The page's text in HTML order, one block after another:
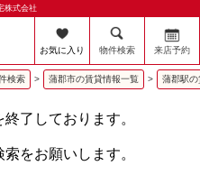
株式会社
お気に入り 物件検索 来店予約
検索 > 蒲郡市の賃貸情報一覧 > 蒲郡駅
了しております。
をお願いします。